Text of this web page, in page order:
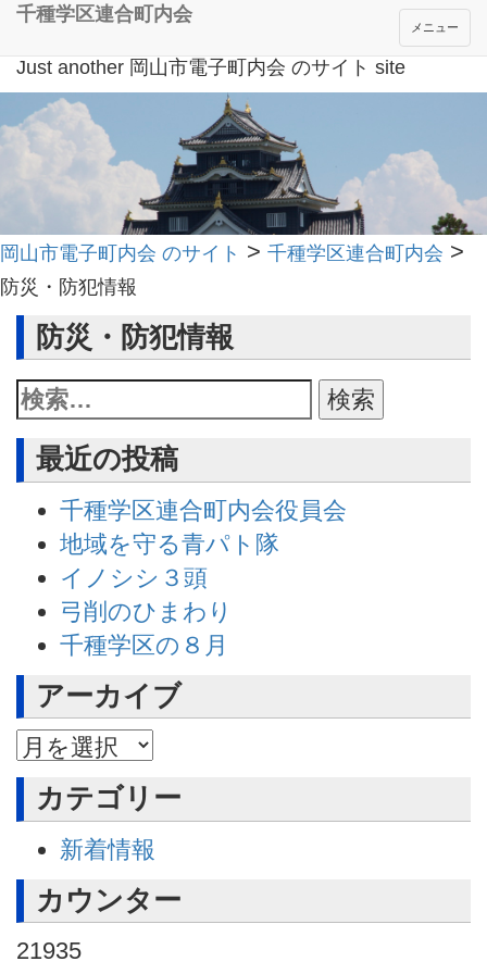
Just another 岡山市電子町内会 のサイト site
メニュー
千種学区連合町内会
岡山市電子町内会 のサイト > 千種学区連合町内会 >
防災・防犯情報
防災・防犯情報
最近の投稿
千種学区連合町内会役員会
地域を守る青パト隊
イノシシ３頭
弓削のひまわり
千種学区の８月
アーカイブ
アーカイブ
カテゴリー
新着情報
カウンター
21935